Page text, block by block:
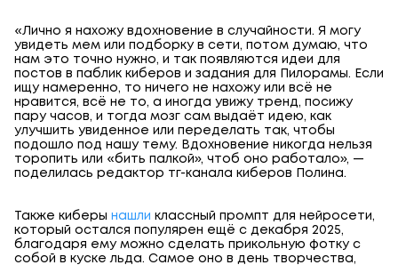
«Лично я нахожу вдохновение в случайности. Я могу
увидеть мем или подборку в сети, потом думаю, что
нам это точно нужно, и так появляются идеи для
постов в паблик киберов и задания для Пилорамы. Если
ищу намеренно, то ничего не нахожу или всё не
нравится, всё не то, а иногда увижу тренд, посижу
пару часов, и тогда мозг сам выдаёт идею, как
улучшить увиденное или переделать так, чтобы
подошло под нашу тему. Вдохновение никогда нельзя
торопить или «бить палкой», чтоб оно работало», —
поделилась редактор тг-канала киберов Полина.
Также киберы нашли классный промпт для нейросети,
который остался популярен ещё с декабря 2025,
благодаря ему можно сделать прикольную фотку с
собой в куске льда. Самое оно в день творчества,